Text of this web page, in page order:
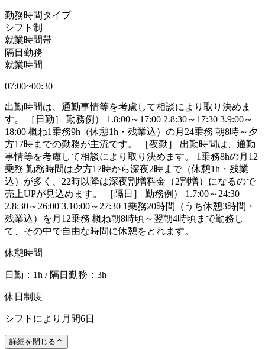
勤務時間タイプ
シフト制
就業時間帯
隔日勤務
就業時間
07:00~00:30
出勤時間は、通勤事情等を考慮して相談により取り決めま
す。 ［日勤］ 勤務例） 1.8:00～17:00 2.8:30～17:30 3.9:00～
18:00 概ね1乗務9h（休憩1h・残業込）の月24乗務 朝8時～夕
方17時までの勤務が主流です。 ［夜勤］ 出勤時間は、通勤
事情等を考慮して相談により取り決めます。 1乗務8hの月12
乗務 勤務時間は夕方17時から深夜2時まで（休憩1h・残業
込）が多く、22時以降は深夜割増料金（2割増）になるので
売上UPが見込めます。 ［隔日］ 勤務例） 1.7:00～24:30
2.8:30～26:00 3.10:00～27:30 1乗務20時間（うち休憩3時間・
残業込）を月12乗務 概ね朝8時頃～翌朝4時頃まで勤務し
て、その中で自由な時間に休憩をとれます。
休憩時間
日勤：1h / 隔日勤務：3h
休日制度
シフトにより月間6日
詳細を閉じる